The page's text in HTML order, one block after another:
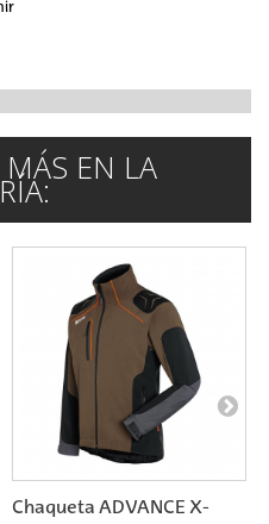
EN LA
Chaqueta ADVANCE X-